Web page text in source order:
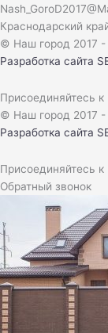
Краснодарский
© Наш город 2017
Разработка сайта
Присоединяйтесь к
© Наш город 2017
Разработка сайта
Присоединяйтесь к
Обратный звонок